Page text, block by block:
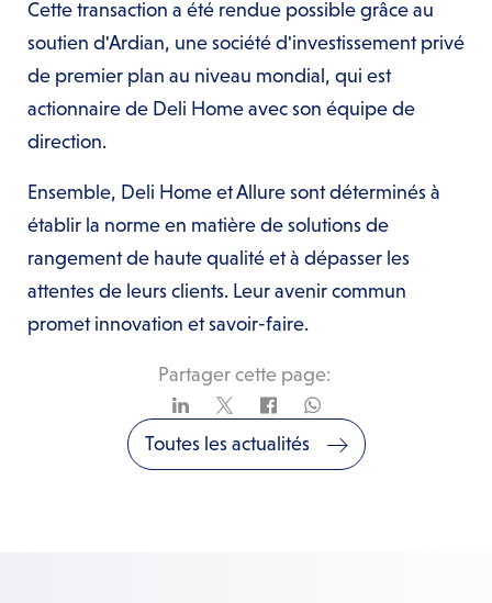
Cette transaction a été rendue possible grâce au
soutien d'Ardian, une société d'investissement privé
de premier plan au niveau mondial, qui est
actionnaire de Deli Home avec son équipe de
direction.
Ensemble, Deli Home et Allure sont déterminés à
établir la norme en matière de solutions de
rangement de haute qualité et à dépasser les
attentes de leurs clients. Leur avenir commun
promet innovation et savoir-faire.
Partager cette page:
Toutes les actualités